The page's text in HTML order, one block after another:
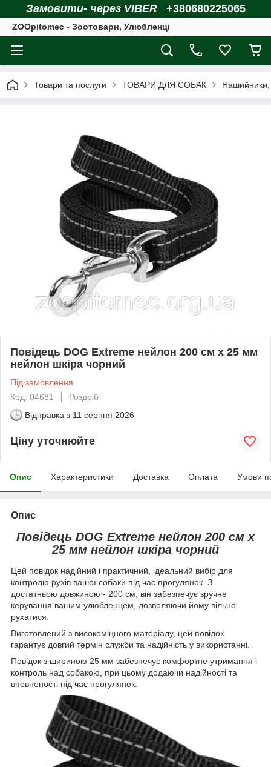
Замовити- через VIBER +380680225065
ZOOpitomec - Зоотовари, Улюбленці
Товари та послуги ТОВАРИ ДЛЯ СОБАК Нашийники,
Повідець DOG Extreme нейлон 200 см x 25 мм
нейлон шкіра чорний
Під замовлення
Код: 04681
Роздріб
Відправка з 11 серпня 2026
Ціну уточнюйте
Опис Характеристики Доставка Оплата Умови
Опис
Повідець DOG Extreme нейлон 200 см x
25 мм нейлон шкіра чорний
Цей повідок надійний і практичний, ідеальний вибір для
контролю рухів вашої собаки під час прогулянок. З
достатньою довжиною - 200 см, він забезпечує зручне
керування вашим улюбленцем, дозволяючи йому вільно
рухатися.
Виготовлений з високоміцного матеріалу, цей повідок
гарантує довгий термін служби та надійність у використанні.
Повідок з шириною 25 мм забезпечує комфортне утримання і
контроль над собакою, при цьому додаючи надійності та
впевненості під час прогулянок.